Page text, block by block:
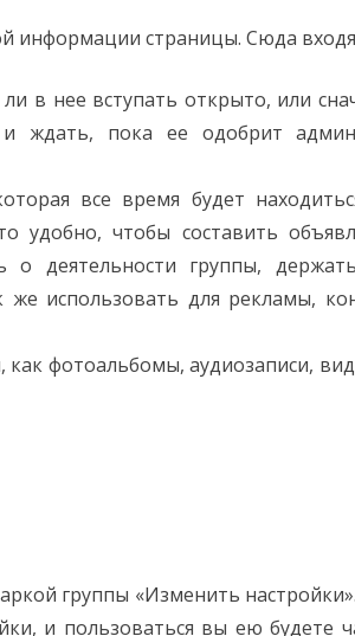
информации страницы. Сюда
в нее вступать открыто, или
ждать, пока ее одобрит
все время будет
удобно, чтобы составить
о деятельности группы,
использовать для рекламы,
фотоальбомы, аудиозаписи,
группы «Изменить
и пользоваться вы ею будете